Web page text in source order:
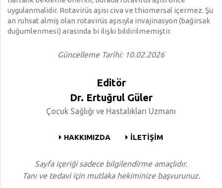
uygulanmalidir. Rotavirüs aşısı civa ve thiomersal içermez. Şu
an ruhsat almiş olan rotavirüs aşısıyla invajinasyon (bağirsak
duğumlenmesi) arasinda bi ilişki bildirilmemiştir.
Güncelleme Tarihi: 10.02.2026
Editör
Dr. Ertuğrul Güler
Çocuk Sağlığı ve Hastalıkları Uzmanı
HAKKIMIZDA İLETİŞİM
Sayfa içeriği sadece bilgilendirme amaçlıdır.
Tanı ve tedavi için mutlaka hekiminize başvurunuz.